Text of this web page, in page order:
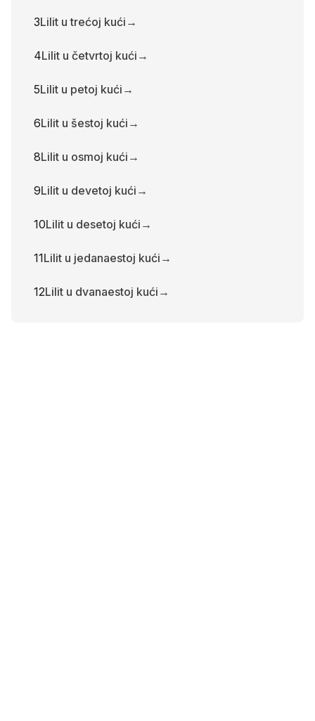
3Lilit u trećoj kući →
4Lilit u četvrtoj kući →
5Lilit u petoj kući →
6Lilit u šestoj kući →
8Lilit u osmoj kući →
9Lilit u devetoj kući →
10Lilit u desetoj kući →
11Lilit u jedanaestoj kući →
12Lilit u dvanaestoj kući →